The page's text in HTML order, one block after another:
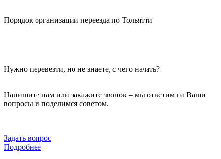
Порядок организации переезда по Тольятти
Нужно перевезти, но не знаете, с чего начать?
Напишите нам или закажите звонок – мы ответим на Ваши
вопросы и поделимся советом.
Задать вопрос
Подробнее